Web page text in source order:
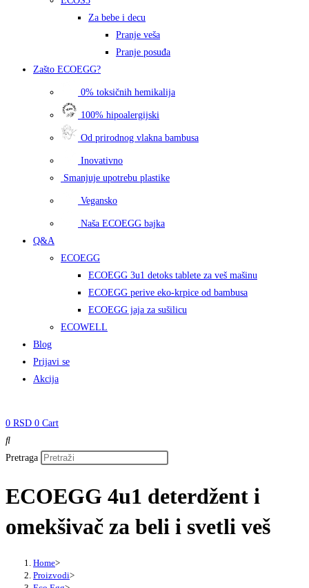
Za bebe i decu
Pranje veša
Pranje posuđa
Zašto ECOEGG?
0% toksičnih hemikalija
100% hipoalergijski
Od prirodnog vlakna bambusa
Inovativno
Smanjuje upotrebu plastike
Vegansko
Naša ECOEGG bajka
Q&A
ECOEGG
ECOEGG 3u1 detoks tablete za veš mašinu
ECOEGG perive eko-krpice od bambusa
ECOEGG jaja za sušilicu
ECOWELL
Blog
Prijavi se
Akcija
0 RSD 0 Cart
Pretraga
ECOEGG 4u1 deterdžent i
omekšivač za beli i svetli veš
Home>
Proizvodi>